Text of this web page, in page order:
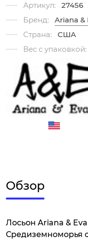
Артикул:
27456
Бренд:
Ariana &
Страна:
США
Вес с упаковкой:
Обзор
Лосьон Ariana &
Средиземноморья